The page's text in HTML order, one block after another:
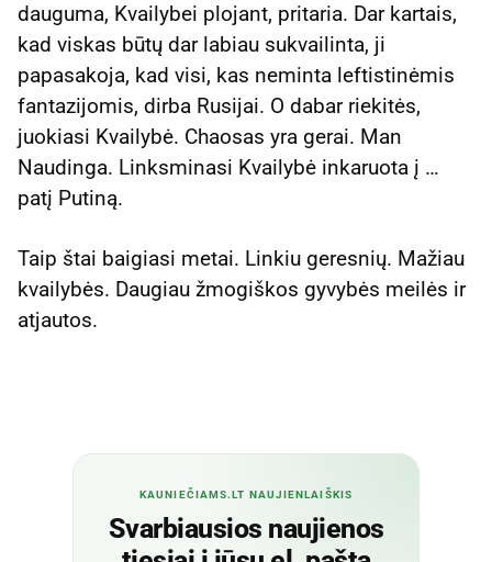
dauguma, Kvailybei plojant, pritaria. Dar kartais,
kad viskas būtų dar labiau sukvailinta, ji
papasakoja, kad visi, kas neminta leftistinėmis
fantazijomis, dirba Rusijai. O dabar riekitės,
juokiasi Kvailybė. Chaosas yra gerai. Man
Naudinga. Linksminasi Kvailybė inkaruota į …
patį Putiną.
Taip štai baigiasi metai. Linkiu geresnių. Mažiau
kvailybės. Daugiau žmogiškos gyvybės meilės ir
atjautos.
KAUNIEČIAMS.LT NAUJIENLAIŠKIS
Svarbiausios naujienos